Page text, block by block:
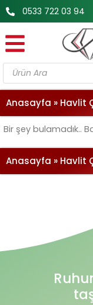
İçeriğe
atla
0533 722 03 94
Products
search
Anasayfa » Havlit
Bir şey bulamadık..
Anasayfa » Havlit